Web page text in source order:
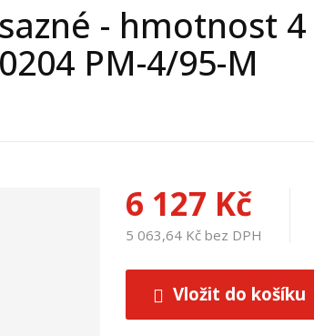
- hmotnost
PM-4/95-M
6 127 Kč
5 063,64 Kč bez DPH
Vložit do košíku